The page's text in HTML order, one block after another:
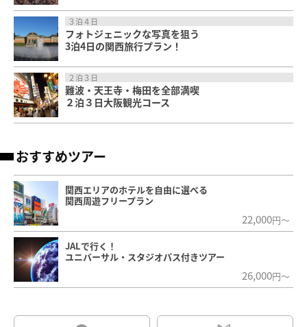
３泊４日
フォトジェニックな写真を狙う
3泊4日の関西旅行プラン！
２泊３日
難波・天王寺・梅田を全部満喫
２泊３日大阪観光コース
おすすめツアー
関西エリアのホテルを自由に選べる
関西周遊フリープラン
22,000円～
JALで行く！
ユニバーサル・スタジオパス付きツアー
26,000円～